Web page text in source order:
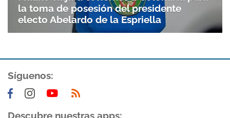
la toma de posesión del presidente
electo Abelardo de la Espriella
Síguenos:
Descubre nuestras apps: